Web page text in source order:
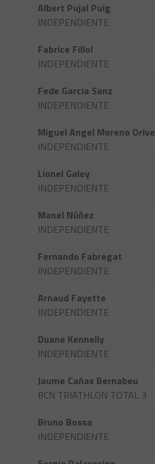
Albert Pujal Puig
INDEPENDIENTE
Fabrice Fillol
INDEPENDIENTE
Fede Garcia Sanz
INDEPENDIENTE
Miguel Angel Moreno Orive
INDEPENDIENTE
Lionel Galey
INDEPENDIENTE
Manel Núñez
INDEPENDIENTE
Fernando Fabregat
INDEPENDIENTE
Arnaud Fayette
INDEPENDIENTE
Duane Kennelly
INDEPENDIENTE
Jaume Cañas Bernabeu
BCN TRIATHLON TOTAL 3
Bruno Bossa
INDEPENDIENTE